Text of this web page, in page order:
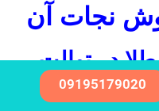
نجات آن
طلا در توالت،
کردن آن
09195179020